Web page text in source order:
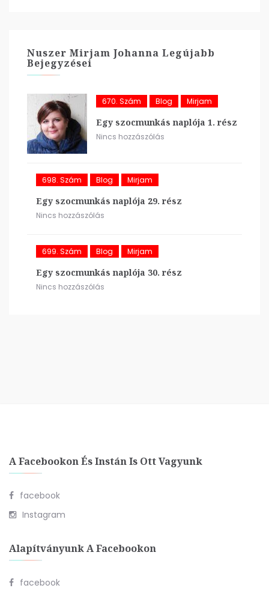
Nuszer Mirjam Johanna Legújabb
Bejegyzései
670. Szám Blog Mirjam
Egy szocmunkás naplója 1. rész
Nincs hozzászólás
698. Szám Blog Mirjam
Egy szocmunkás naplója 29. rész
Nincs hozzászólás
699. Szám Blog Mirjam
Egy szocmunkás naplója 30. rész
Nincs hozzászólás
A Facebookon És Instán Is Ott Vagyunk
facebook
Instagram
Alapítványunk A Facebookon
facebook